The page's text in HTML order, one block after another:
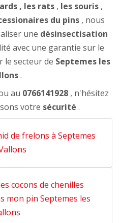
, les rats , les souris ,
du pins , nous
une désinsectisation
avec une garantie sur le
le secteur de Septemes les
.
au 0766141928, n'hésitez
votre sécurité .
de frelons à Septemes
cocons de chenilles
mon pin Septemes les